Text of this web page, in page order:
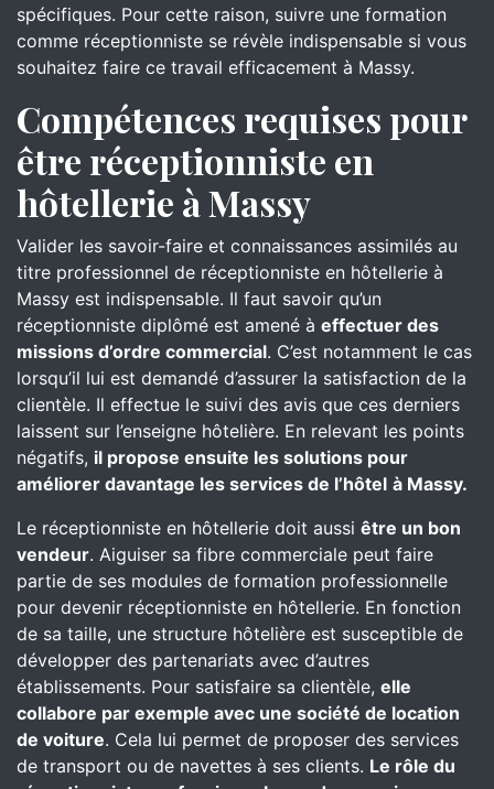
spécifiques. Pour cette raison, suivre une formation
comme réceptionniste se révèle indispensable si vous
souhaitez faire ce travail efficacement à Massy.
Compétences requises pour
être réceptionniste en
hôtellerie à Massy
Valider les savoir-faire et connaissances assimilés au
titre professionnel de réceptionniste en hôtellerie à
Massy est indispensable. Il faut savoir qu’un
réceptionniste diplômé est amené à effectuer des
missions d’ordre commercial. C’est notamment le cas
lorsqu’il lui est demandé d’assurer la satisfaction de la
clientèle. Il effectue le suivi des avis que ces derniers
laissent sur l’enseigne hôtelière. En relevant les points
négatifs, il propose ensuite les solutions pour
améliorer davantage les services de l’hôtel à Massy.
Le réceptionniste en hôtellerie doit aussi être un bon
vendeur. Aiguiser sa fibre commerciale peut faire
partie de ses modules de formation professionnelle
pour devenir réceptionniste en hôtellerie. En fonction
de sa taille, une structure hôtelière est susceptible de
développer des partenariats avec d’autres
établissements. Pour satisfaire sa clientèle, elle
collabore par exemple avec une société de location
de voiture. Cela lui permet de proposer des services
de transport ou de navettes à ses clients. Le rôle du